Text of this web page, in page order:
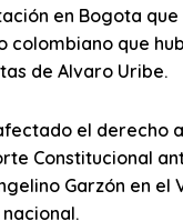
en Bogota
que
de Alvaro Uribe.
el derecho
Constitucional
Garzón en el